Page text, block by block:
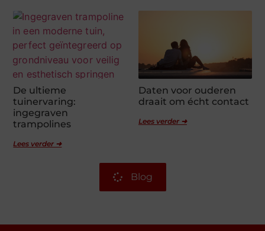
De ultieme
tuinervaring:
ingegraven
trampolines
Lees verder ➜
Daten voor ouderen
draait om écht contact
Lees verder ➜
Blog